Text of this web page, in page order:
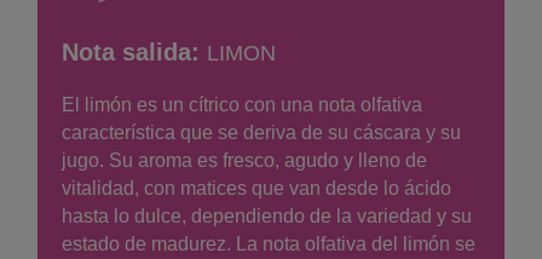
Nota salida: LIMON
El limón es un cítrico con una nota olfativa
característica que se deriva de su cáscara y su
jugo. Su aroma es fresco, agudo y lleno de
vitalidad, con matices que van desde lo ácido
hasta lo dulce, dependiendo de la variedad y su
estado de madurez. La nota olfativa del limón se